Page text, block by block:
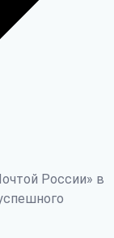
России» в